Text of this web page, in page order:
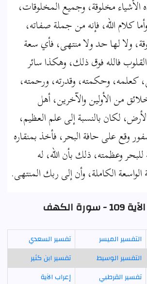
الأشياء مخلوقة، وجميع المخلوقات،
كلام الله، فإنه من جملة صفاته،
ولا لها حد ولا منتهى، فأي سعة
فالله فوق ذلك، وهكذا سائر
كعلمه، وحكمته، وقدرته، ورحمته،
من الأولين والآخرين، أهل
لكان بالنسبة إلى علم العظيم،
وقع على حافة البحر، فأخذ بمنقاره
وعظمته، ذلك بأن الله، له
الكاملة، وأن إلى ربك المنتهى.
الكهف
التفسير الميسر
تفسير السعدي
التفسير الوسيط
تفسير ابن كثير
تفسير القرطبي إعراب الآية